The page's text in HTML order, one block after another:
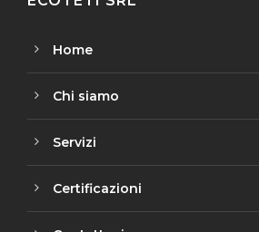
Home
Chi siamo
Servizi
Certificazioni